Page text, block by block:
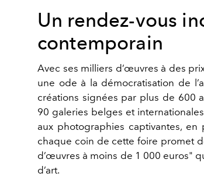
Un rendez-vous
contemporain
Avec ses milliers d’œuvres à des
une ode à la démocratisation de
créations signées par plus de 600
90 galeries belges et
aux photographies captivantes,
chaque coin de cette foire promet
d’œuvres à moins de 1 000 euros"
d’art.